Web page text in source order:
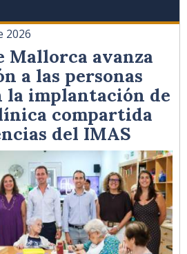
2026
Mallorca avanza
a las personas
la implantación de
compartida
del IMAS